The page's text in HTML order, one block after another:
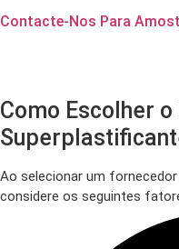
Contacte-Nos Para
Como Escolher
Ao selecionar um
considere os seguintes